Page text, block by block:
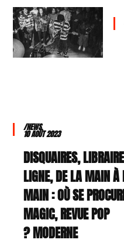
/NEWS
10 AOÛT 2023
DISQUAIRES,
LIGNE, DE LA MAIN À
MAIN : OÙ SE
MAGIC, REVUE POP
MODERNE ?